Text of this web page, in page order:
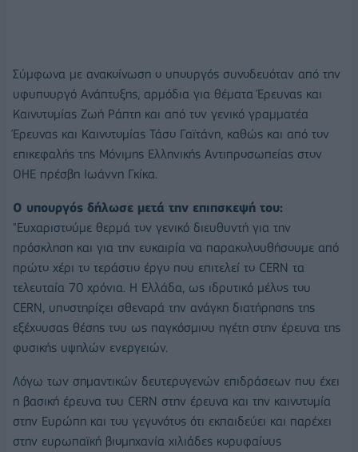
Σύμφωνα με ανακοίνωση ο υπουργός συνοδευόταν από την
υφυπουργό Ανάπτυξης, αρμόδια για θέματα Έρευνας και
Καινοτομίας Ζωή Ράπτη και από τον γενικό γραμματέα
Έρευνας και Καινοτομίας Τάσο Γαϊτάνη, καθώς και από τον
επικεφαλής της Μόνιμης Ελληνικής Αντιπροσωπείας στον
ΟΗΕ πρέσβη Ιωάννη Γκίκα.
Ο υπουργός δήλωσε μετά την επιπσκεψή του:
"Ευχαριστούμε θερμά τον γενικό διευθυντή για την
πρόσκληση και για την ευκαιρία να παρακολουθήσουμε από
πρώτο χέρι το τεράστιο έργο που επιτελεί το CERN τα
τελευταία 70 χρόνια. Η Ελλάδα, ως ιδρυτικό μέλος του
CERN, υποστηρίζει σθεναρά την ανάγκη διατήρησης της
εξέχουσας θέσης του ως παγκόσμιου ηγέτη στην έρευνα της
φυσικής υψηλών ενεργειών.
Λόγω των σημαντικών δευτερογενών επιδράσεων που έχει
η βασική έρευνα του CERN στην έρευνα και την καινοτομία
στην Ευρώπη και του γεγονότος ότι εκπαιδεύει και παρέχει
στην ευρωπαϊκή βιομηχανία χιλιάδες κορυφαίους